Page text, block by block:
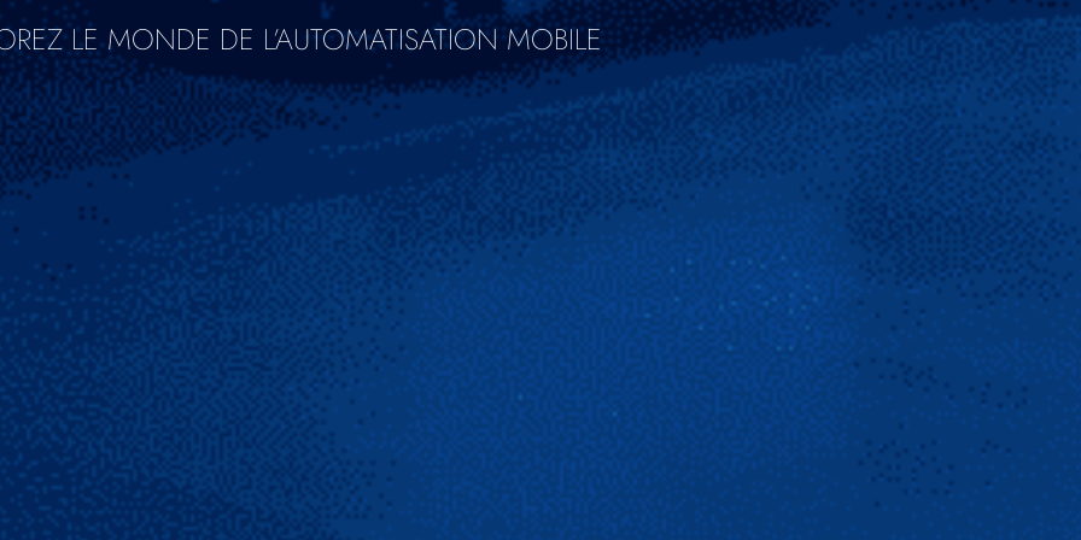
LE MONDE DE L’AUTOMATISATION MOBILE